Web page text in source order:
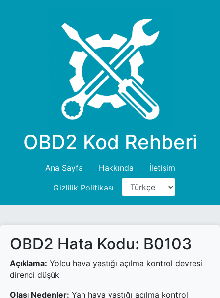
OBD2 Kod Rehberi
Ana Sayfa Hakkında
İletişim
Gizlilik Politikası
OBD2 Hata Kodu: B0103
Açıklama: Yolcu hava yastığı açılma kontrol devresi
direnci düşük
Olası Nedenler: Yan hava yastığı açılma kontrol